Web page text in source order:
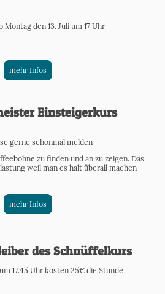
Montag den 13. Juli um 17 Uhr
mehr Infos
Einsteigerkurs
gerne schonmal melden
zu finden und an zu zeigen. Das
weil man es halt überall machen
mehr Infos
des Schnüffelkurs
17.45 Uhr kosten 25€ die Stunde